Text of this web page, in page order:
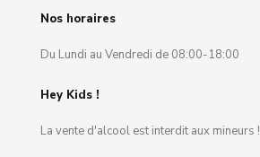
Nos horaires
Du Lundi au Vendredi de 08:00-18:00
Hey Kids !
La vente d'alcool est interdit aux mineurs !